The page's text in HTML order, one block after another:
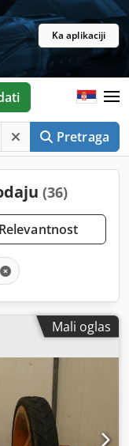
Ka aplikaciji
Pretraga
(36)
Relevantnost
Mali oglas